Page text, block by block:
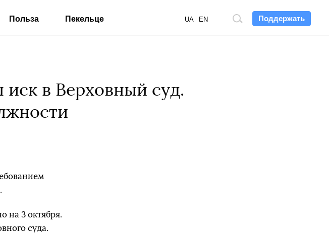
Поддержать
Поиск
UA EN
Польза Пекельце
в Верховный суд.
.
на 3 октября.
суда.